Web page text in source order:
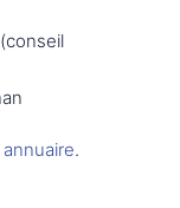
annuaire.